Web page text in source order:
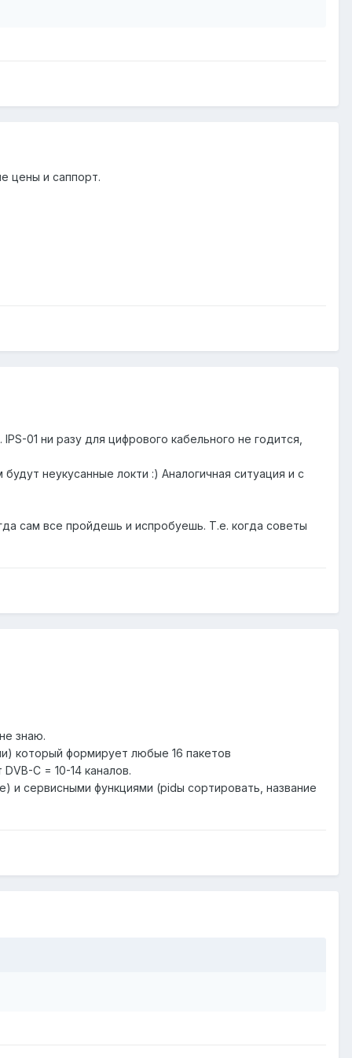
цены и саппорт.
01 ни разу для цифрового кабельного не годится,
неукусанные локти :) Аналогичная ситуация и с
сам все пройдешь и испробуешь. Т.е. когда советы
знаю.
который формирует любые 16 пакетов
C = 10-14 каналов.
и сервисными функциями (pidы сортировать, название